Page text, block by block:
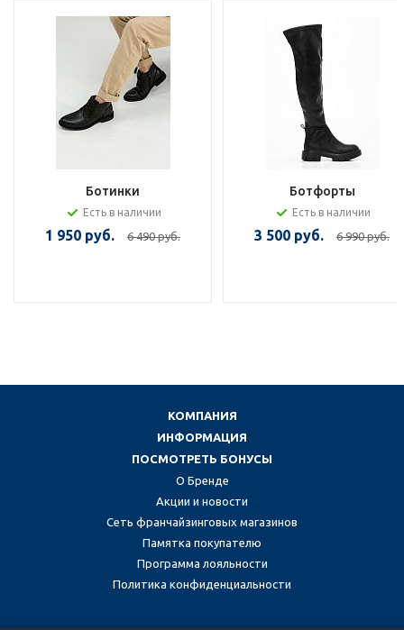
Ботинки
Есть в наличии
1 950 руб. 6 490 руб.
Ботфорты
Есть в наличии
3 500 руб. 6 990 руб.
КОМПАНИЯ
ИНФОРМАЦИЯ
ПОСМОТРЕТЬ БОНУСЫ
О Бренде
Акции и новости
Сеть франчайзинговых магазинов
Памятка покупателю
Программа лояльности
Политика конфиденциальности